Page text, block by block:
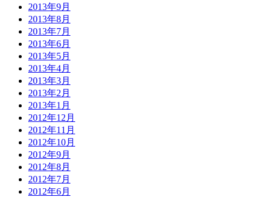
2013年9月
2013年8月
2013年7月
2013年6月
2013年5月
2013年4月
2013年3月
2013年2月
2013年1月
2012年12月
2012年11月
2012年10月
2012年9月
2012年8月
2012年7月
2012年6月